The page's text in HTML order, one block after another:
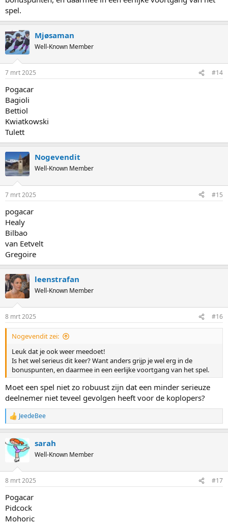
spel.
Mjøsaman
Well-Known Member
7 mrt 2025 #14
Pogacar
Bagioli
Bettiol
Kwiatkowski
Tulett
Nogevendit
Well-Known Member
7 mrt 2025 #15
pogacar
Healy
Bilbao
van Eetvelt
Gregoire
leenstrafan
Well-Known Member
8 mrt 2025 #16
Nogevendit zei:
Leuk dat je ook weer meedoet!
Is het wel serieus dit keer? Want anders grijp je wel erg in de
bonuspunten, en daarmee in een eerlijke voortgang van het spel.
Moet een spel niet zo robuust zijn dat een minder serieuze
deelnemer niet teveel gevolgen heeft voor de koplopers?
R
e
c
t
s
JeedeBee
sarah
Well-Known Member
8 mrt 2025 #17
Pogacar
Pidcock
Mohoric